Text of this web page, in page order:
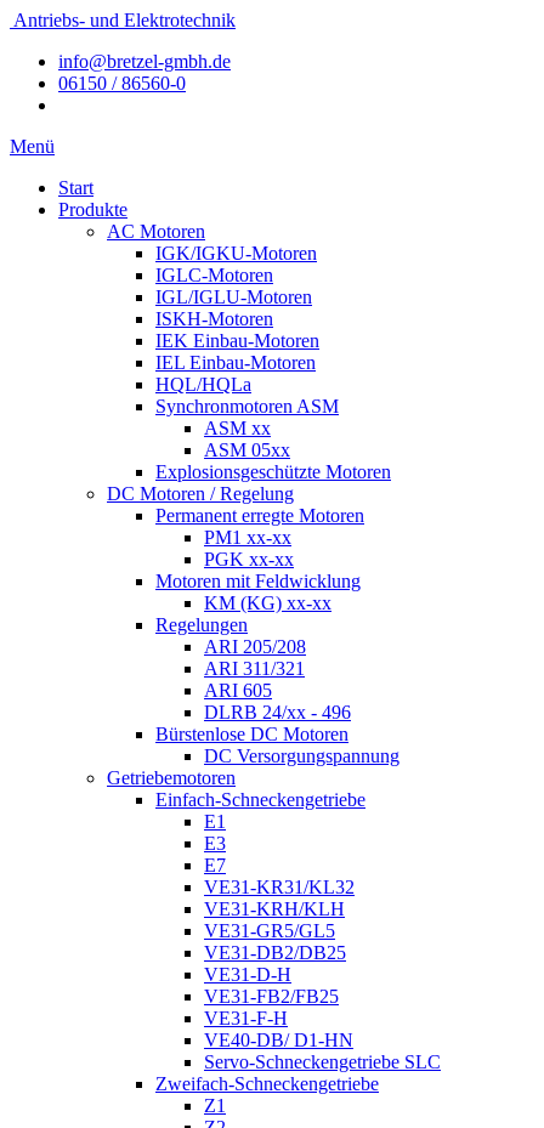
Antriebs- und Elektrotechnik
info@bretzel-gmbh.de
06150 / 86560-0
Menü
Start
Produkte
AC Motoren
IGK/IGKU-Motoren
IGLC-Motoren
IGL/IGLU-Motoren
ISKH-Motoren
IEK Einbau-Motoren
IEL Einbau-Motoren
HQL/HQLa
Synchronmotoren ASM
ASM xx
ASM 05xx
Explosionsgeschützte Motoren
DC Motoren / Regelung
Permanent erregte Motoren
PM1 xx-xx
PGK xx-xx
Motoren mit Feldwicklung
KM (KG) xx-xx
Regelungen
ARI 205/208
ARI 311/321
ARI 605
DLRB 24/xx - 496
Bürstenlose DC Motoren
DC Versorgungspannung
Getriebemotoren
Einfach-Schneckengetriebe
E1
E3
E7
VE31-KR31/KL32
VE31-KRH/KLH
VE31-GR5/GL5
VE31-DB2/DB25
VE31-D-H
VE31-FB2/FB25
VE31-F-H
VE40-DB/ D1-HN
Servo-Schneckengetriebe SLC
Zweifach-Schneckengetriebe
Z1